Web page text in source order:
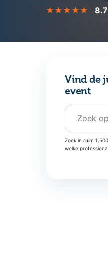
★★★★★
Vind de
event
Zoek in ruim
welke